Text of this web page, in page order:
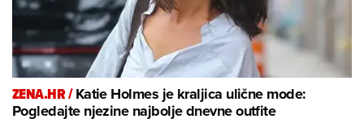
ZENA.HR /Katie Holmes je kraljica ulične mode:
Pogledajte njezine najbolje dnevne outfite